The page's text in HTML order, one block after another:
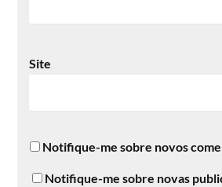
Site
Notifique-me sobre novos
Notifique-me sobre novas